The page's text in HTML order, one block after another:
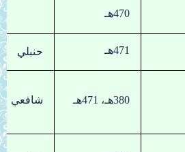
470هـ
471هـ حنبلي
380هـ، 471هـ شافعي